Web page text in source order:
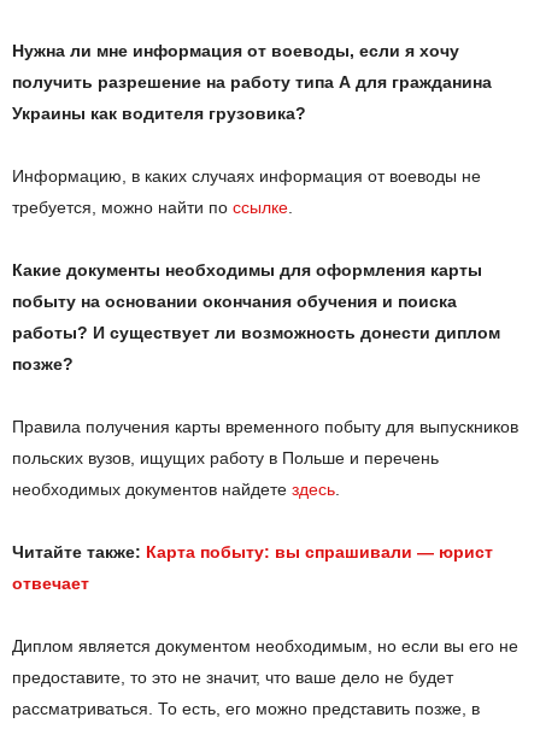
Нужна ли мне информация от воеводы, если я хочу
получить разрешение на работу типа А для гражданина
Украины как водителя грузовика?
Информацию, в каких случаях информация от воеводы не
требуется, можно найти по ссылке
Какие документы необходимы для оформления карты
побыту на основании окончания обучения и поиска
работы? И существует ли возможность донести диплом
позже?
Правила получения карты временного побыту для выпускников
польских вузов, ищущих работу в Польше и перечень
необходимых документов найдете здесь
Читайте также: Карта побыту: вы спрашивали — юрист
отвечает
Диплом является документом необходимым, но если вы его не
предоставите, то это не значит, что ваше дело не будет
рассматриваться. То есть, его можно представить позже, в